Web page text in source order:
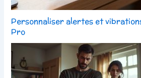
Personnaliser alertes et
Pro